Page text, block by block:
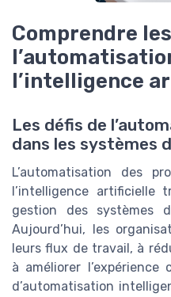
Comprendre
l’intelligence
Les défis de
dans les systèmes
L’automatisation des
l’intelligence artificielle
gestion des systèmes
Aujourd’hui, les
leurs flux de travail, à
à améliorer
d’automatisation